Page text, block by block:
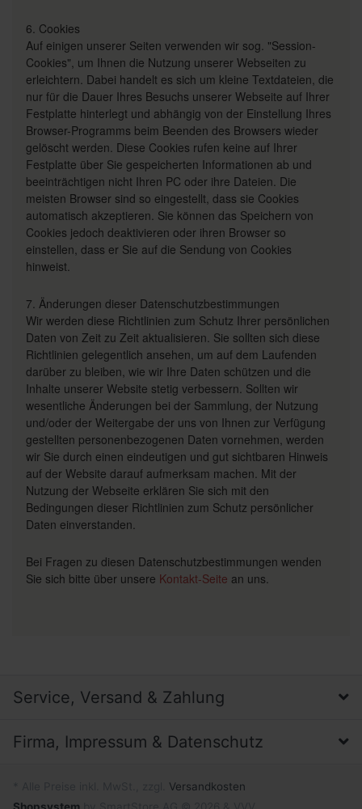
6. Cookies
Auf einigen unserer Seiten verwenden wir sog. "Session-
Cookies", um Ihnen die Nutzung unserer Webseiten zu
erleichtern. Dabei handelt es sich um kleine Textdateien, die
nur für die Dauer Ihres Besuchs unserer Webseite auf Ihrer
Festplatte hinterlegt und abhängig von der Einstellung Ihres
Browser-Programms beim Beenden des Browsers wieder
gelöscht werden. Diese Cookies rufen keine auf Ihrer
Festplatte über Sie gespeicherten Informationen ab und
beeinträchtigen nicht Ihren PC oder ihre Dateien. Die
meisten Browser sind so eingestellt, dass sie Cookies
automatisch akzeptieren. Sie können das Speichern von
Cookies jedoch deaktivieren oder ihren Browser so
einstellen, dass er Sie auf die Sendung von Cookies
hinweist.
7. Änderungen dieser Datenschutzbestimmungen
Wir werden diese Richtlinien zum Schutz Ihrer persönlichen
Daten von Zeit zu Zeit aktualisieren. Sie sollten sich diese
Richtlinien gelegentlich ansehen, um auf dem Laufenden
darüber zu bleiben, wie wir Ihre Daten schützen und die
Inhalte unserer Website stetig verbessern. Sollten wir
wesentliche Änderungen bei der Sammlung, der Nutzung
und/oder der Weitergabe der uns von Ihnen zur Verfügung
gestellten personenbezogenen Daten vornehmen, werden
wir Sie durch einen eindeutigen und gut sichtbaren Hinweis
auf der Website darauf aufmerksam machen. Mit der
Nutzung der Webseite erklären Sie sich mit den
Bedingungen dieser Richtlinien zum Schutz persönlicher
Daten einverstanden.
Bei Fragen zu diesen Datenschutzbestimmungen wenden
Sie sich bitte über unsere Kontakt-Seite an uns.
Service, Versand & Zahlung
Firma, Impressum & Datenschutz
Versandkosten
Shopsystem